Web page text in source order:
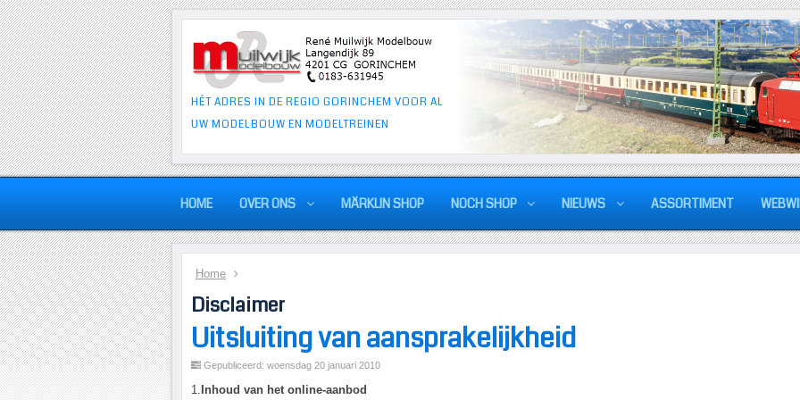
HÉT ADRES IN DE REGIO GORINCHEM VOOR AL
UW MODELBOUW EN MODELTREINEN
HOME OVER ONS MÄRKLIN SHOP NOCH SHOP NIEUWS ASSORTIMENT
Home
Disclaimer
Uitsluiting van aansprakelijkheid
Gepubliceerd: woensdag 20 januari 2010
1. Inhoud van het online-aanbod